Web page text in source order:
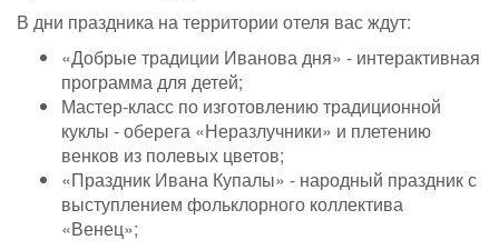
В дни праздника на территории отеля вас ждут:
«Добрые традиции Иванова дня» - интерактивная
программа для детей;
Мастер-класс по изготовлению традиционной
куклы - оберега «Неразлучники» и плетению
венков из полевых цветов;
«Праздник Ивана Купалы» - народный праздник с
выступлением фольклорного коллектива
«Венец»;